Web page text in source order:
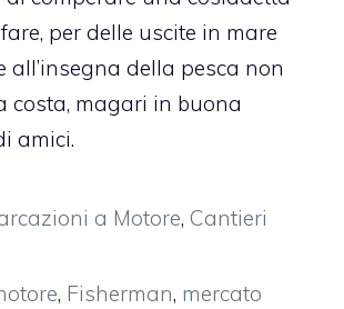
per delle uscite in mare
all’insegna della pesca non
costa, magari in buona
amici.
a Motore, Cantieri
, Fisherman, mercato